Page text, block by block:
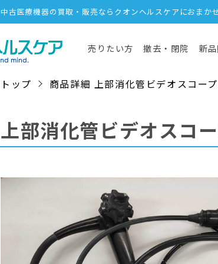
中古医療機器の買取・販売ならクオンヘルスケアにおまか
売りたい方 撤去・閉院 新
トップ 商品詳細 上部消化管ビデオスコー
上部消化管ビデオスコ